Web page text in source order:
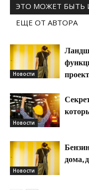
ЭТО МОЖЕТ БЫТЬ
ЕЩЕ ОТ АВТОРА
Новости
Новости
Новости
дома,